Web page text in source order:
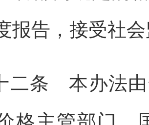
报告，接受社
二条 本办法由